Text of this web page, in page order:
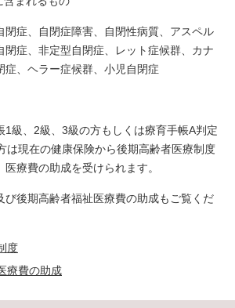
症、自閉症障害、自閉性病質、アスペル
閉症、非定型自閉症、レット症候群、カナ
症、ヘラー症候群、小児自閉症
級、2級、3級の方もしくは療育手帳A判定
は現在の健康保険から後期高齢者医療制度
療費の助成を受けられます。
び後期高齢者福祉医療費の助成もご覧くだ
度
療費の助成